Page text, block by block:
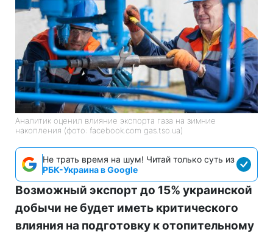
Аналитик оценил влияние экспорта газа на зимние
накопления (фото: facebook.com gas.tso.ua)
Не трать время на шум! Читай только суть из
РБК-Украина в Google
Возможный экспорт до 15% украинской
добычи не будет иметь критического
влияния на подготовку к отопительному